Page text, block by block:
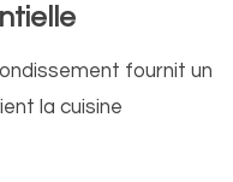
fournit un
la cuisine